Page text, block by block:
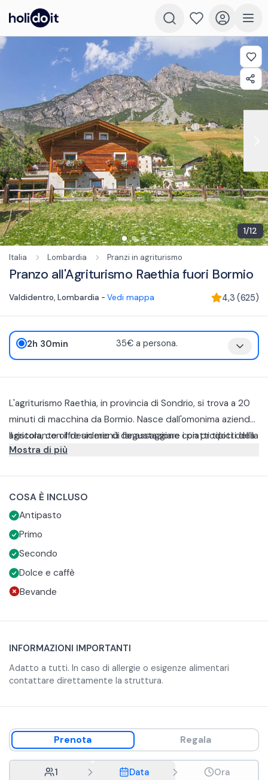
1/12
Italia Lombardia Pranzi in agriturismo
Pranzo all'Agriturismo Raethia fuori Bormio
Valdidentro, Lombardia - Vedi mappa 4,3 (625)
2h 30min 35€ a persona.
L'agriturismo Raethia, in provincia di Sondrio, si trova a 20
minuti di macchina da Bormio. Nasce dall'omonima azienda
agricola, con il desiderio di far assaggiare i piatti tipici della
cucina valtellinese, preparati con prodotti a km0.
Il ristorante offre un menù degustazione con prodotti della
loro azienda agricola.
Pizzoccheri fatti a mano
Carni prodotte in loco con polenta o contorno
Dolce Raethia e caffè
Le bevande sono escluse.
La struttura è dotata di parcheggio riservato. In caso di
allergie o esigenze alimentari specifiche contattare
direttamente la struttura.
Mostra di più
COSA È INCLUSO
Antipasto
Primo
Secondo
Dolce e caffè
Bevande
INFORMAZIONI IMPORTANTI
Adatto a tutti. In caso di allergie o esigenze alimentari
contattare direttamente la struttura.
Prenota Regala
1 Data Ora